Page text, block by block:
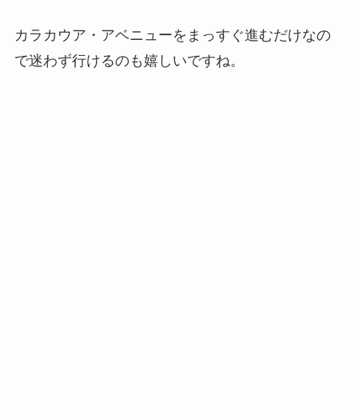
カラカウア・アベニューをまっすぐ進むだけなの
で迷わず行けるのも嬉しいですね。